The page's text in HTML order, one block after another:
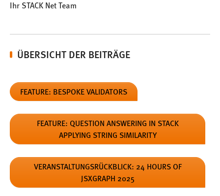
Ihr STACK Net Team
ÜBERSICHT DER BEITRÄGE
FEATURE: BESPOKE VALIDATORS
FEATURE: QUESTION ANSWERING IN STACK
APPLYING STRING SIMILARITY
VERANSTALTUNGSRÜCKBLICK: 24 HOURS OF
JSXGRAPH 2025
Optionen des Benutzers
Cookie Laufzeit:
Performance
staticfilecache
Login